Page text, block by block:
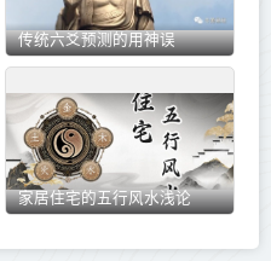
传统六爻预测的用神误
家居住宅的五行风水浅论